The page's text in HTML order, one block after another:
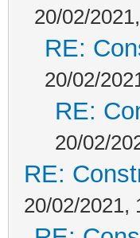
20/02/
RE:
20/02/
RE:
20/02/
RE:
20/02/2021,